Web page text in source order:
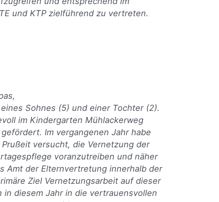
und KTP zielführend zu vertreten.
Sohnes (5) und einer Tochter (2).
im Kindergarten Mühlackerweg
Im vergangenen Jahr habe
versucht, die Vernetzung der
voranzutreiben und näher
Amt der Elternvertretung innerhalb der
Ziel Vernetzungsarbeit auf dieser
in diesem Jahr in die vertrauensvollen